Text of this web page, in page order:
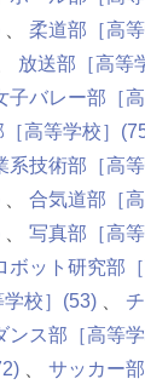
柔道部［高等
放送部［高等
子バレー部［高
高等学校］
系技術部［高等
合気道部［高
写真部［高等
ボット研究部
校］ (53)
ンス部［高等学
サッカー